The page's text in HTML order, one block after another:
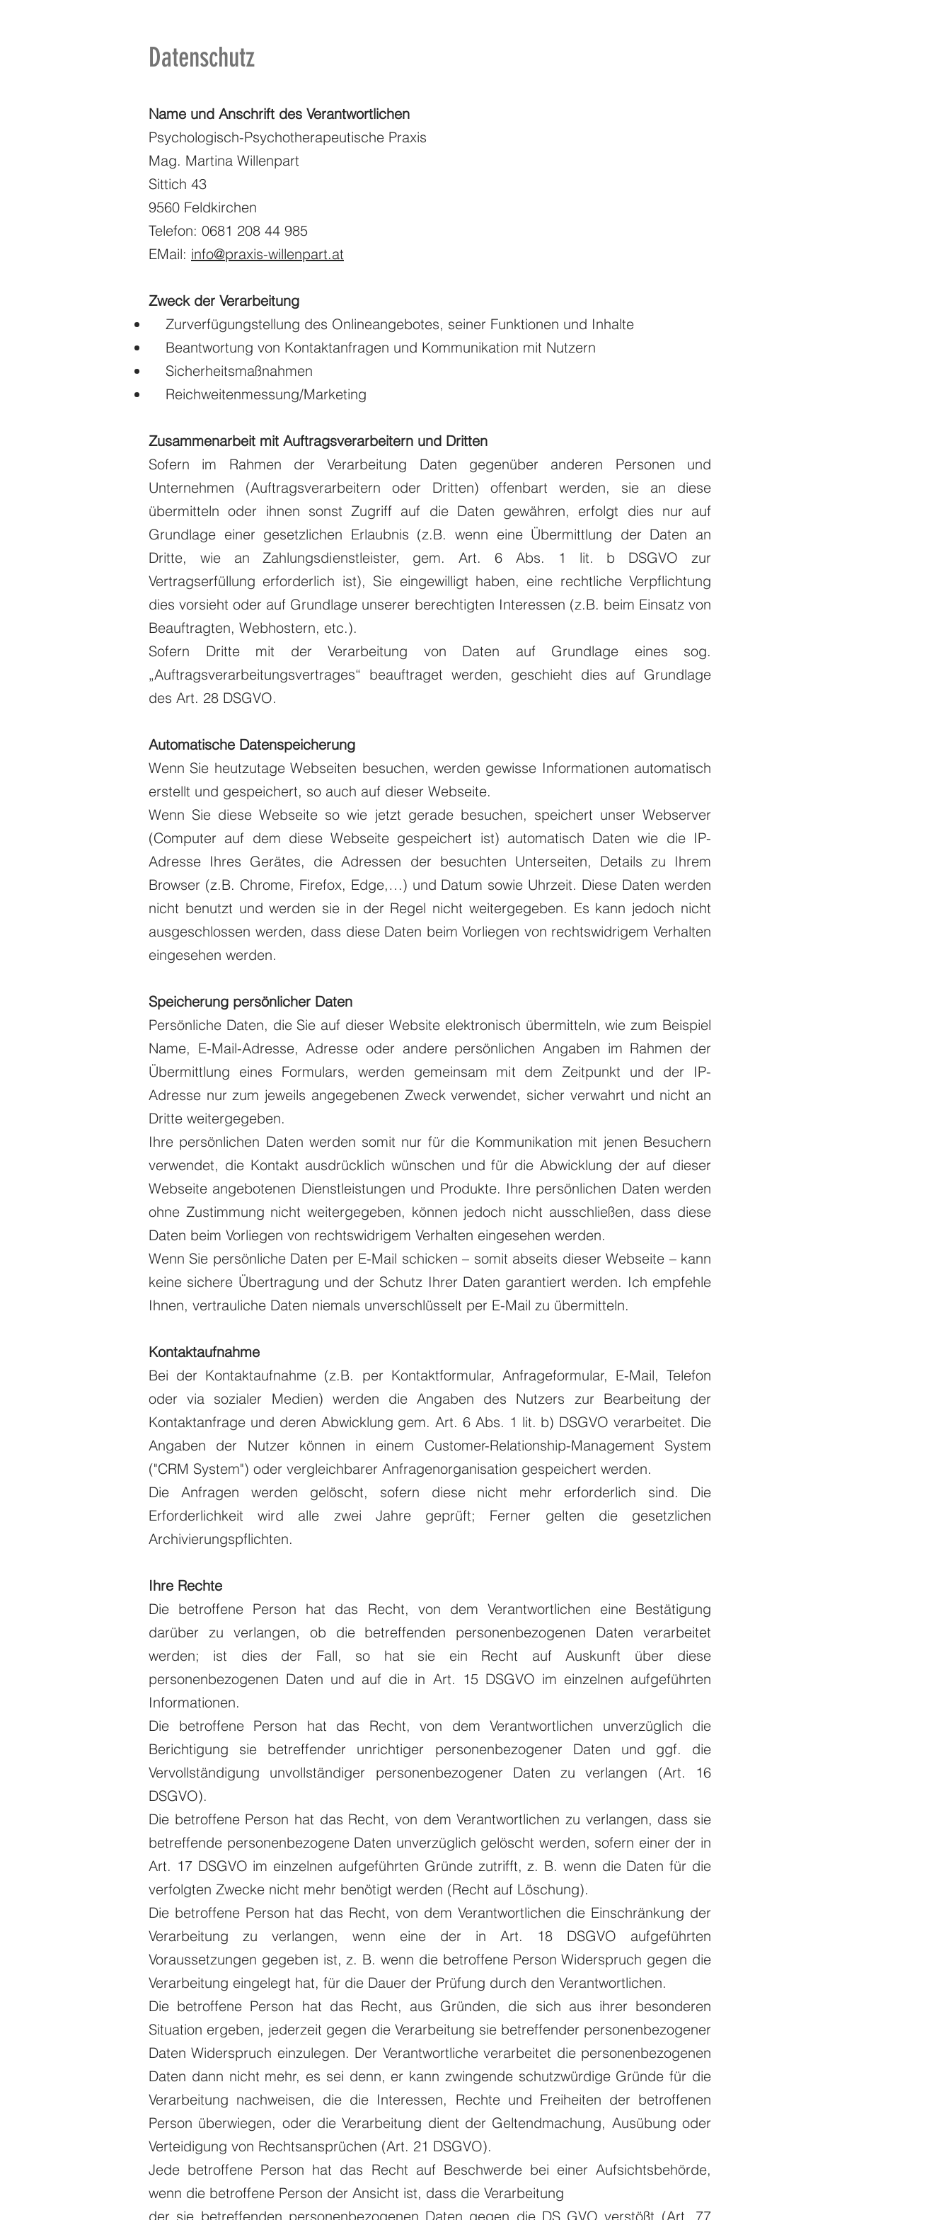
Datenschutz
Name und Anschrift des Verantwortlichen
Psychologisch-Psychotherapeutische Praxis
Mag. Martina Willenpart
Sittich 43
9560 Feldkirchen
Telefon: 0681 208 44 985
EMail: info@praxis-willenpart.at
Zweck der Verarbeitung
Zurverfügungstellung des Onlineangebotes, seiner Funktionen und Inhalte
Beantwortung von Kontaktanfragen und Kommunikation mit Nutzern
Sicherheitsmaßnahmen
Reichweitenmessung/Marketing
Zusammenarbeit mit Auftragsverarbeitern und Dritten
Sofern im Rahmen der Verarbeitung Daten gegenüber anderen Personen und
Unternehmen (Auftragsverarbeitern oder Dritten) offenbart werden, sie an diese
übermitteln oder ihnen sonst Zugriff auf die Daten gewähren, erfolgt dies nur auf
Grundlage einer gesetzlichen Erlaubnis (z.B. wenn eine Übermittlung der Daten an
Dritte, wie an Zahlungsdienstleister, gem. Art. 6 Abs. 1 lit. b DSGVO zur
Vertragserfüllung erforderlich ist), Sie eingewilligt haben, eine rechtliche Verpflichtung
dies vorsieht oder auf Grundlage unserer berechtigten Interessen (z.B. beim Einsatz von
Beauftragten, Webhostern, etc.).
Sofern Dritte mit der Verarbeitung von Daten auf Grundlage eines sog.
„Auftragsverarbeitungsvertrages“ beauftraget werden, geschieht dies auf Grundlage
des Art. 28 DSGVO.
Automatische Datenspeicherung
Wenn Sie heutzutage Webseiten besuchen, werden gewisse Informationen automatisch
erstellt und gespeichert, so auch auf dieser Webseite.
Wenn Sie diese Webseite so wie jetzt gerade besuchen, speichert unser Webserver
(Computer auf dem diese Webseite gespeichert ist) automatisch Daten wie die IP-
Adresse Ihres Gerätes, die Adressen der besuchten Unterseiten, Details zu Ihrem
Browser (z.B. Chrome, Firefox, Edge,…) und Datum sowie Uhrzeit. Diese Daten werden
nicht benutzt und werden sie in der Regel nicht weitergegeben. Es kann jedoch nicht
ausgeschlossen werden, dass diese Daten beim Vorliegen von rechtswidrigem Verhalten
eingesehen werden.
Speicherung persönlicher Daten
Persönliche Daten, die Sie auf dieser Website elektronisch übermitteln, wie zum Beispiel
Name, E-Mail-Adresse, Adresse oder andere persönlichen Angaben im Rahmen der
Übermittlung eines Formulars, werden gemeinsam mit dem Zeitpunkt und der IP-
Adresse nur zum jeweils angegebenen Zweck verwendet, sicher verwahrt und nicht an
Dritte weitergegeben.
Ihre persönlichen Daten werden somit nur für die Kommunikation mit jenen Besuchern
verwendet, die Kontakt ausdrücklich wünschen und für die Abwicklung der auf dieser
Webseite angebotenen Dienstleistungen und Produkte. Ihre persönlichen Daten werden
ohne Zustimmung nicht weitergegeben, können jedoch nicht ausschließen, dass diese
Daten beim Vorliegen von rechtswidrigem Verhalten eingesehen werden.
Wenn Sie persönliche Daten per E-Mail schicken – somit abseits dieser Webseite – kann
keine sichere Übertragung und der Schutz Ihrer Daten garantiert werden. Ich empfehle
Ihnen, vertrauliche Daten niemals unverschlüsselt per E-Mail zu übermitteln.
Kontaktaufnahme
Bei der Kontaktaufnahme (z.B. per Kontaktformular, Anfrageformular, E-Mail, Telefon
oder via sozialer Medien) werden die Angaben des Nutzers zur Bearbeitung der
Kontaktanfrage und deren Abwicklung gem. Art. 6 Abs. 1 lit. b) DSGVO verarbeitet. Die
Angaben der Nutzer können in einem Customer-Relationship-Management System
("CRM System") oder vergleichbarer Anfragenorganisation gespeichert werden.
Die Anfragen werden gelöscht, sofern diese nicht mehr erforderlich sind. Die
Erforderlichkeit wird alle zwei Jahre geprüft; Ferner gelten die gesetzlichen
Archivierungspflichten.
Ihre Rechte
Die betroffene Person hat das Recht, von dem Verantwortlichen eine Bestätigung
darüber zu verlangen, ob die betreffenden personenbezogenen Daten verarbeitet
werden; ist dies der Fall, so hat sie ein Recht auf Auskunft über diese
personenbezogenen Daten und auf die in Art. 15 DSGVO im einzelnen aufgeführten
Informationen.
Die betroffene Person hat das Recht, von dem Verantwortlichen unverzüglich die
Berichtigung sie betreffender unrichtiger personenbezogener Daten und ggf. die
Vervollständigung unvollständiger personenbezogener Daten zu verlangen (Art. 16
DSGVO).
Die betroffene Person hat das Recht, von dem Verantwortlichen zu verlangen, dass sie
betreffende personenbezogene Daten unverzüglich gelöscht werden, sofern einer der in
Art. 17 DSGVO im einzelnen aufgeführten Gründe zutrifft, z. B. wenn die Daten für die
verfolgten Zwecke nicht mehr benötigt werden (Recht auf Löschung).
Die betroffene Person hat das Recht, von dem Verantwortlichen die Einschränkung der
Verarbeitung zu verlangen, wenn eine der in Art. 18 DSGVO aufgeführten
Voraussetzungen gegeben ist, z. B. wenn die betroffene Person Widerspruch gegen die
Verarbeitung eingelegt hat, für die Dauer der Prüfung durch den Verantwortlichen.
Die betroffene Person hat das Recht, aus Gründen, die sich aus ihrer besonderen
Situation ergeben, jederzeit gegen die Verarbeitung sie betreffender personenbezogener
Daten Widerspruch einzulegen. Der Verantwortliche verarbeitet die personenbezogenen
Daten dann nicht mehr, es sei denn, er kann zwingende schutzwürdige Gründe für die
Verarbeitung nachweisen, die die Interessen, Rechte und Freiheiten der betroffenen
Person überwiegen, oder die Verarbeitung dient der Geltendmachung, Ausübung oder
Verteidigung von Rechtsansprüchen (Art. 21 DSGVO).
Jede betroffene Person hat das Recht auf Beschwerde bei einer Aufsichtsbehörde,
wenn die betroffene Person der Ansicht ist, dass die Verarbeitung
der sie betreffenden personenbezogenen Daten gegen die DS GVO verstößt (Art. 77